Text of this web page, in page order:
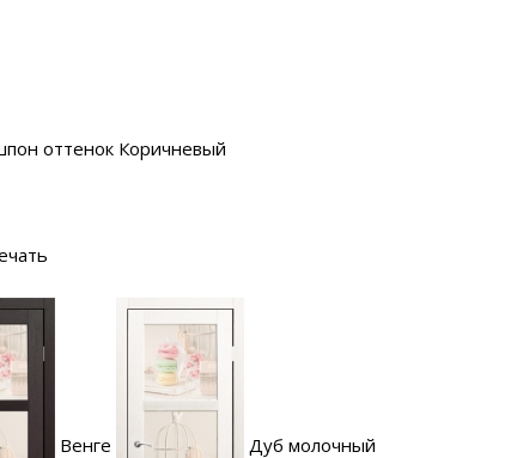
оттенок Коричневый
Венге Дуб молочный